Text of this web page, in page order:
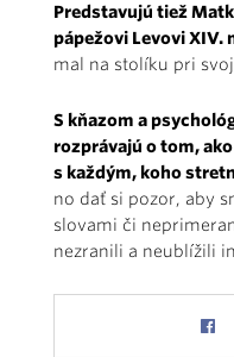
Predstavujú tiež
pápežovi Levovi XIV.
mal na stolíku pri
S kňazom a
rozprávajú o tom,
s každým, koho
no dať si pozor, aby
slovami či
nezranili a neublížili